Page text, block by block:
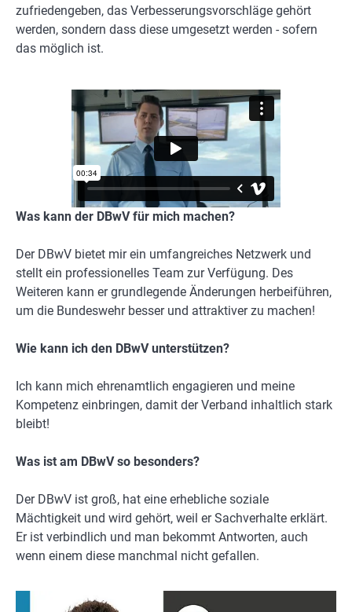
zufriedengeben, das Verbesserungsvorschläge gehört
werden, sondern dass diese umgesetzt werden - sofern
das möglich ist.
Was kann der DBwV für mich machen?
Der DBwV bietet mir ein umfangreiches Netzwerk und
stellt ein professionelles Team zur Verfügung. Des
Weiteren kann er grundlegende Änderungen herbeiführen,
um die Bundeswehr besser und attraktiver zu machen!
Wie kann ich den DBwV unterstützen?
Ich kann mich ehrenamtlich engagieren und meine
Kompetenz einbringen, damit der Verband inhaltlich stark
bleibt!
Was ist am DBwV so besonders?
Der DBwV ist groß, hat eine erhebliche soziale
Mächtigkeit und wird gehört, weil er Sachverhalte erklärt.
Er ist verbindlich und man bekommt Antworten, auch
wenn einem diese manchmal nicht gefallen.